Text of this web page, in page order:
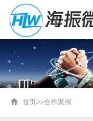
首页>>合作案例